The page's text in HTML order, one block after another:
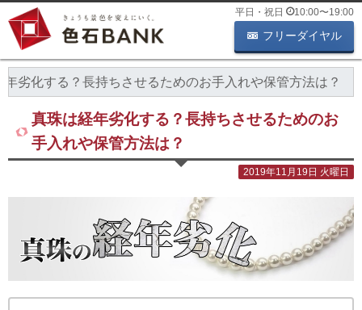
平日・祝日 10:00〜19:00
フリーダイヤル
年劣化する？長持ちさせるためのお手入れや保管方法は？
真珠は経年劣化する？長持ちさせるためのお
手入れや保管方法は？
2019年11月19日 火曜日